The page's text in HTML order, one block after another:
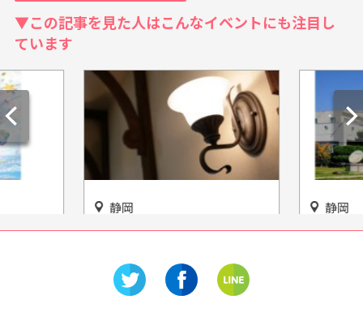
▼この記事を見た人はこんなイベントにも注目し
ています
場」名
静岡
国の有形登録文化財にも登録
十嵐邸」
静岡
半世紀